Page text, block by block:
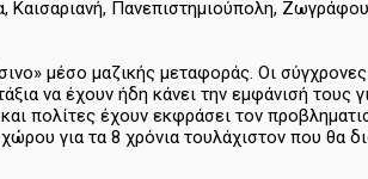
Καισαριανή, Πανεπιστημιούπολη,
μέσο μαζικής μεταφοράς. Οι
να έχουν ήδη κάνει την εμφάνισή τους
πολίτες έχουν εκφράσει τον
για τα 8 χρόνια τουλάχιστον που θα